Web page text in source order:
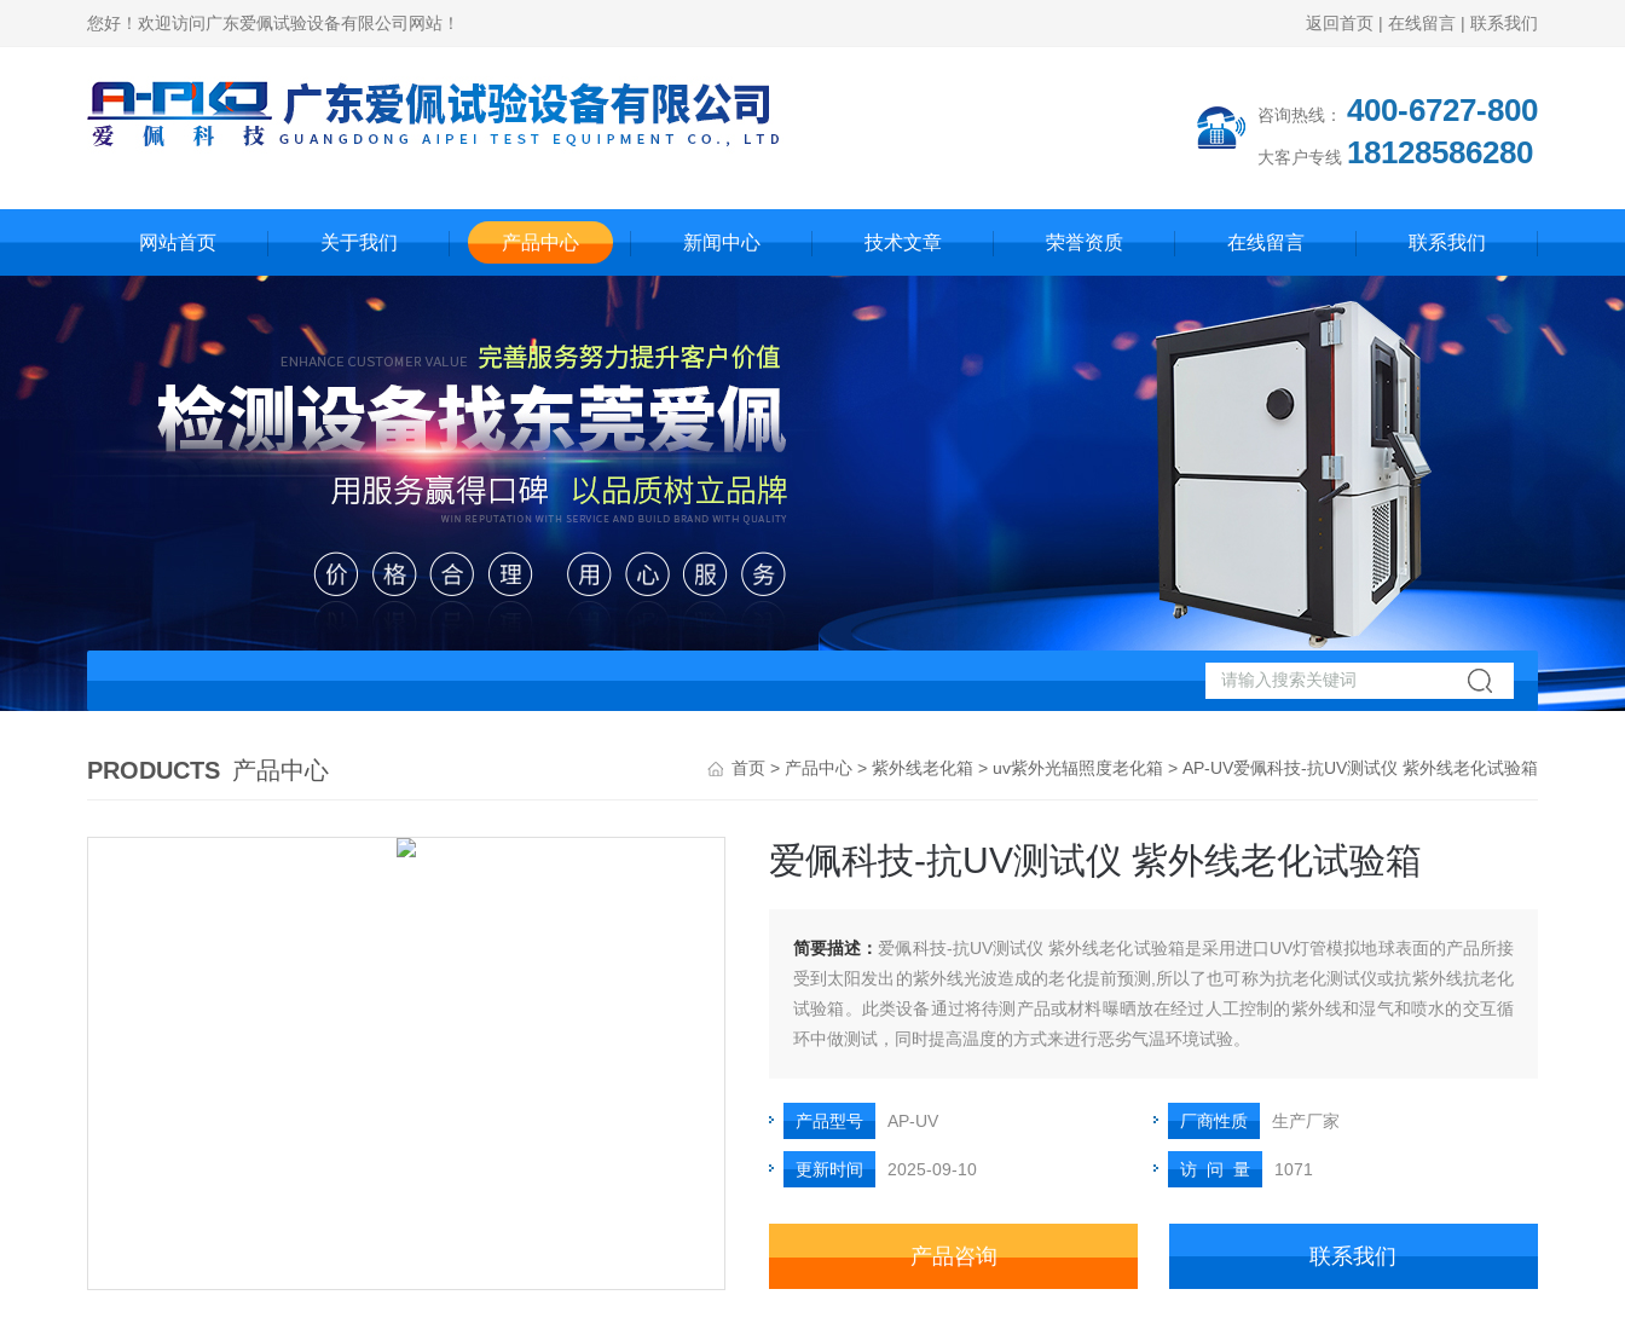
您好！欢迎访问广东爱佩试验设备有限公司网站！ 返回首页 | 在线留言 | 联系我们
咨询热线： 400-6727-800
大客户专线 18128586280
网站首页 关于我们 产品中心 新闻中心 技术文章 荣誉资质 在线留言 联系我们
PRODUCTS 产品中心 首页 > 产品中心 > 紫外线老化箱 > uv紫外光辐照度老化箱 > AP-UV爱佩科技-抗UV测试仪 紫外线老化试验箱
爱佩科技-抗UV测试仪 紫外线老化试验箱
简要描述： 爱佩科技-抗UV测试仪 紫外线老化试验箱是采用进口UV灯管模拟地球表面的产品所接
受到太阳发出的紫外线光波造成的老化提前预测,所以了也可称为抗老化测试仪或抗紫外线抗老化
试验箱。此类设备通过将待测产品或材料曝晒放在经过人工控制的紫外线和湿气和喷水的交互循
环中做测试，同时提高温度的方式来进行恶劣气温环境试验。
产品型号 AP-UV 厂商性质 生产厂家
更新时间 2025-09-10 访 问 量 1071
产品咨询 联系我们